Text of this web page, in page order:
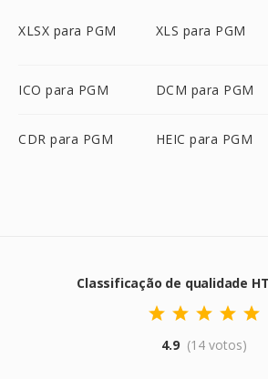
XLSX para PGM XLS para PGM
ICO para PGM DCM para PGM
CDR para PGM HEIC para PGM
Classificação de qualidade
4.9 (14 votos)